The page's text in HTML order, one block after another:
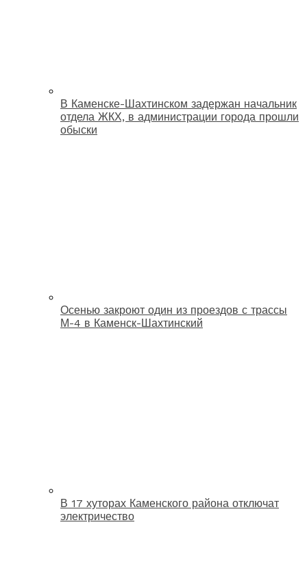
В Каменске-Шахтинском задержан начальник
отдела ЖКХ, в администрации города прошли
обыски
Осенью закроют один из проездов с трассы
М-4 в Каменск-Шахтинский
В 17 хуторах Каменского района отключат
электричество